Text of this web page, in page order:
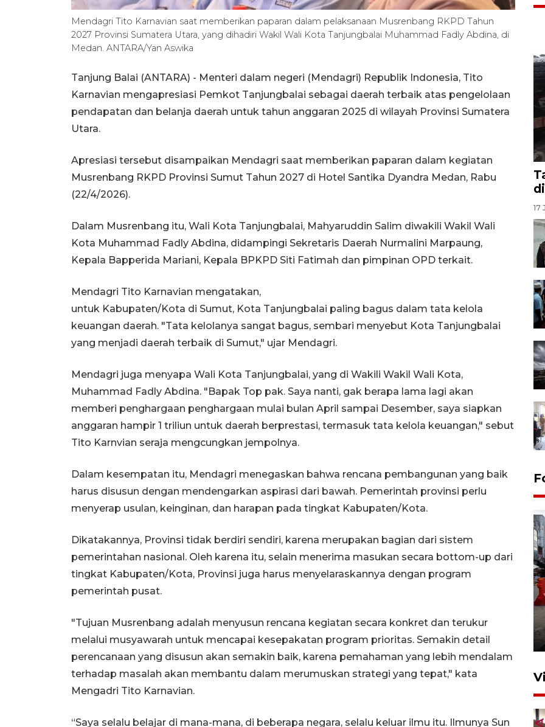
Mendagri Tito Karnavian saat memberikan paparan dalam pelaksanaan Musrenbang RKPD Tahun
2027 Provinsi Sumatera Utara, yang dihadiri Wakil Wali Kota Tanjungbalai Muhammad Fadly Abdina, di
Medan. ANTARA/Yan Aswika
Tanjung Balai (ANTARA) - Menteri dalam negeri (Mendagri) Republik Indonesia, Tito
Karnavian mengapresiasi Pemkot Tanjungbalai sebagai daerah terbaik atas pengelolaan
pendapatan dan belanja daerah untuk tahun anggaran 2025 di wilayah Provinsi Sumatera
Utara.
Apresiasi tersebut disampaikan Mendagri saat memberikan paparan dalam kegiatan
Musrenbang RKPD Provinsi Sumut Tahun 2027 di Hotel Santika Dyandra Medan, Rabu
(22/4/2026).
Dalam Musrenbang itu, Wali Kota Tanjungbalai, Mahyaruddin Salim diwakili Wakil Wali
Kota Muhammad Fadly Abdina, didampingi Sekretaris Daerah Nurmalini Marpaung,
Kepala Bapperida Mariani, Kepala BPKPD Siti Fatimah dan pimpinan OPD terkait.
Mendagri Tito Karnavian mengatakan,
untuk Kabupaten/Kota di Sumut, Kota Tanjungbalai paling bagus dalam tata kelola
keuangan daerah. "Tata kelolanya sangat bagus, sembari menyebut Kota Tanjungbalai
yang menjadi daerah terbaik di Sumut," ujar Mendagri.
Mendagri juga menyapa Wali Kota Tanjungbalai, yang di Wakili Wakil Wali Kota,
Muhammad Fadly Abdina. "Bapak Top pak. Saya nanti, gak berapa lama lagi akan
memberi penghargaan penghargaan mulai bulan April sampai Desember, saya siapkan
anggaran hampir 1 triliun untuk daerah berprestasi, termasuk tata kelola keuangan," sebut
Tito Karnvian seraja mengcungkan jempolnya.
Dalam kesempatan itu, Mendagri menegaskan bahwa rencana pembangunan yang baik
harus disusun dengan mendengarkan aspirasi dari bawah. Pemerintah provinsi perlu
menyerap usulan, keinginan, dan harapan pada tingkat Kabupaten/Kota.
Dikatakannya, Provinsi tidak berdiri sendiri, karena merupakan bagian dari sistem
pemerintahan nasional. Oleh karena itu, selain menerima masukan secara bottom-up dari
tingkat Kabupaten/Kota, Provinsi juga harus menyelaraskannya dengan program
pemerintah pusat.
"Tujuan Musrenbang adalah menyusun rencana kegiatan secara konkret dan terukur
melalui musyawarah untuk mencapai kesepakatan program prioritas. Semakin detail
perencanaan yang disusun akan semakin baik, karena pemahaman yang lebih mendalam
terhadap masalah akan membantu dalam merumuskan strategi yang tepat," kata
Mengadri Tito Karnavian.
“Saya selalu belajar di mana-mana, di beberapa negara, selalu keluar ilmu itu. Ilmunya Sun
17
Sumut
27 April 2026 15:34